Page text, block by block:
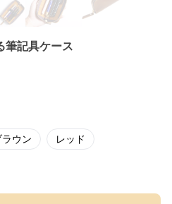
筆記具ケース
ラウン レッド